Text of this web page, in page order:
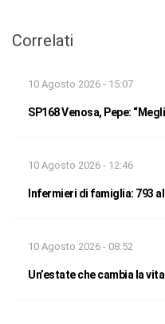
Correlati
10 Agosto 2026 - 15:07
SP168 Venosa, Pepe:
10 Agosto 2026 - 12:46
Infermieri di famiglia: 793
10 Agosto 2026 - 08:52
Un’estate che cambia la